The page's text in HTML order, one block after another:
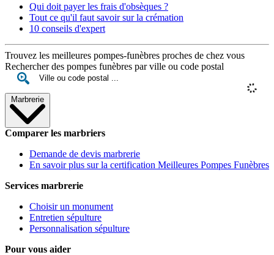
Qui doit payer les frais d'obsèques ?
Tout ce qu'il faut savoir sur la crémation
10 conseils d'expert
Trouvez les meilleures pompes-funèbres proches de chez vous
Rechercher des pompes funèbres par ville ou code postal
Marbrerie
Comparer les marbriers
Demande de devis marbrerie
En savoir plus sur la certification Meilleures Pompes Funèbres
Services marbrerie
Choisir un monument
Entretien sépulture
Personnalisation sépulture
Pour vous aider